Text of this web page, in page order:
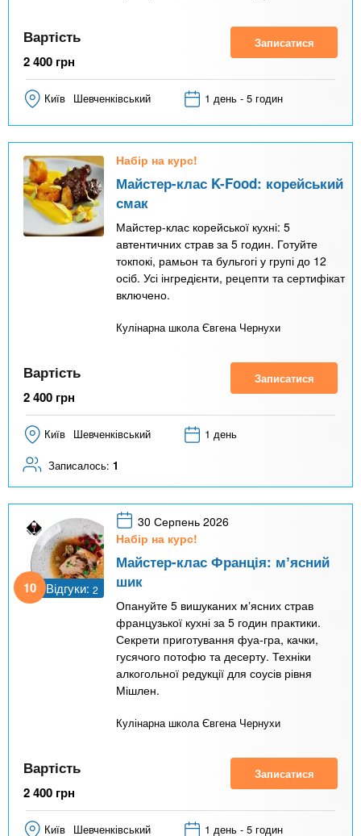
Вартість
2 400 грн
Записатися
Київ Шевченківський 1 день - 5 годин
Набір на курс!
Майстер-клас K-Food: корейський
смак
Майстер-клас корейської кухні: 5
автентичних страв за 5 годин. Готуйте
токпокі, рамьон та бульгогі у групі до 12
осіб. Усі інгредієнти, рецепти та сертифікат
включено.
Кулінарна школа Євгена Чернухи
Вартість
2 400 грн
Записатися
Київ Шевченківський 1 день
Записалось: 1
10 Відгуки: 2
30 Серпень 2026
Набір на курс!
Майстер-клас Франція: мʼясний
шик
Опануйте 5 вишуканих мʼясних страв
французької кухні за 5 годин практики.
Секрети приготування фуа-гра, качки,
гусячого потофю та десерту. Техніки
алкогольної редукції для соусів рівня
Мішлен.
Кулінарна школа Євгена Чернухи
Вартість
2 400 грн
Записатися
Київ Шевченківський 1 день - 5 годин